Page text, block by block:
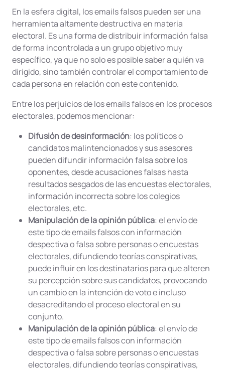
En la esfera digital, los emails falsos pueden ser una
herramienta altamente destructiva en materia
electoral. Es una forma de distribuir información falsa
de forma incontrolada a un grupo objetivo muy
específico, ya que no solo es posible saber a quién va
dirigido, sino también controlar el comportamiento de
cada persona en relación con este contenido.
Entre los perjuicios de los emails falsos en los procesos
electorales, podemos mencionar:
Difusión de desinformación: los políticos o
candidatos malintencionados y sus asesores
pueden difundir información falsa sobre los
oponentes, desde acusaciones falsas hasta
resultados sesgados de las encuestas electorales,
información incorrecta sobre los colegios
electorales, etc.
Manipulación de la opinión pública: el envío de
este tipo de emails falsos con información
despectiva o falsa sobre personas o encuestas
electorales, difundiendo teorías conspirativas,
puede influir en los destinatarios para que alteren
su percepción sobre sus candidatos, provocando
un cambio en la intención de voto e incluso
desacreditando el proceso electoral en su
conjunto.
Manipulación de la opinión pública: el envío de
este tipo de emails falsos con información
despectiva o falsa sobre personas o encuestas
electorales, difundiendo teorías conspirativas,